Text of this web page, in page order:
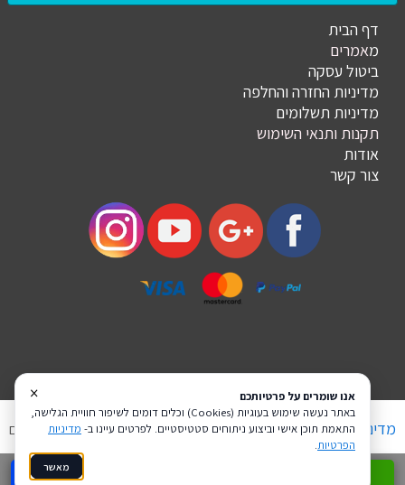
דף הבית
מאמרים
ביטול עסקה
מדיניות החזרה והחלפה
מדיניות תשלומים
תקנות ותנאי השימוש
אודות
צור קשר
מדיניות פרטיות הצהרת נגישות Coi בניית אתרים
×
אנו שומרים על פרטיותכם
באתר נעשה שימוש בעוגיות (Cookies) וכלים דומים לשיפור חוויית הגלישה,
התאמת תוכן אישי וביצוע ניתוחים סטטיסטיים. לפרטים עיינו ב- מדיניות
הפרטיות.
מאשר